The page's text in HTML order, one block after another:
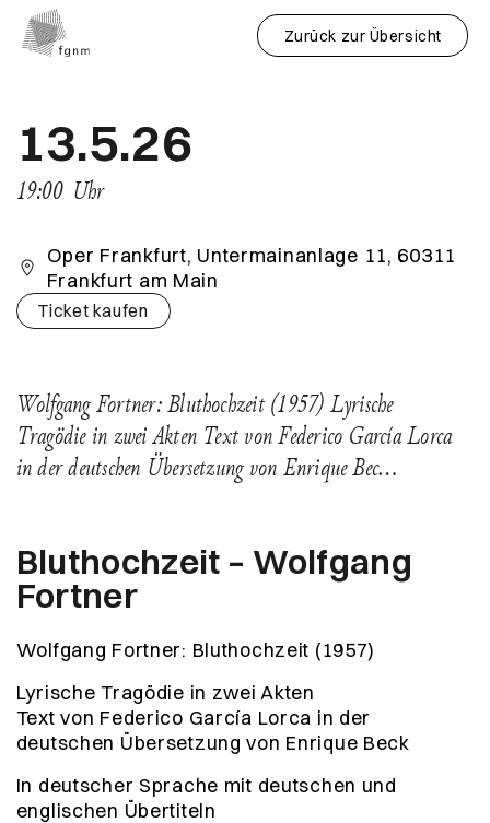
Zurück zur Übersicht
13.5.26
19:00 Uhr
Oper Frankfurt, Untermainanlage 11, 60311
Frankfurt am Main
Ticket kaufen
Wolfgang Fortner: Bluthochzeit (1957) Lyrische
Tragödie in zwei Akten Text von Federico García Lorca
in der deutschen Übersetzung von Enrique Bec…
Bluthochzeit – Wolfgang
Fortner
Wolfgang Fortner: Bluthochzeit (1957)
Lyrische Tragödie in zwei Akten
Text von Federico García Lorca in der
deutschen Übersetzung von Enrique Beck
In deutscher Sprache mit deutschen und
englischen Übertiteln